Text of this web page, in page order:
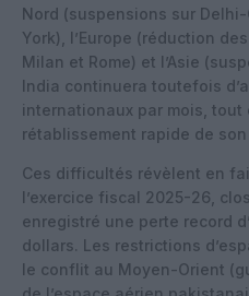
Nord (suspensions sur
York), l’Europe (réduction
Milan et Rome) et l’Asie
India continuera toutefois
internationaux par mois, tout
rétablissement rapide de
Ces difficultés révèlent en
l’exercice fiscal 2025-26,
enregistré une perte record
dollars. Les restrictions
le conflit au Moyen-Orient